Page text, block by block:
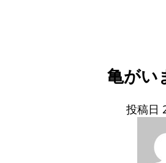
亀がい
投稿日